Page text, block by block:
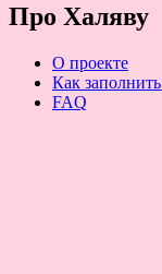
Про Халяву
О проекте
Как
FAQ